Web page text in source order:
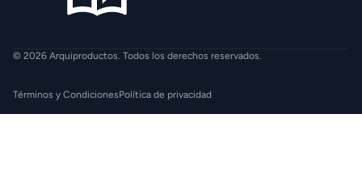
© 2026 Arquiproductos. Todos los derechos reservados.
Términos y CondicionesPolítica de privacidad